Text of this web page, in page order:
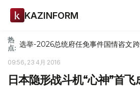
KAZINFORM
热
点: 选举-2026总统府任免事件国情咨文
09:56, 23 4月 2016
日本隐形战斗机“心神”首飞